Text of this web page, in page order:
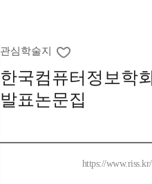
관심학술지
한국컴퓨터정보학
발표논문집
https://